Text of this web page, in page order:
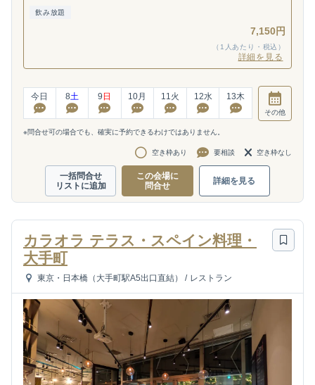
飲み放題
7,150円
（1人あたり・税込）
詳細を見る
今日 8土 9 日 10月 11火 12水 13木
その他
※問合せ可の場合でも、確実に予約できるわけではありません。
空き枠あり 要相談 空き枠なし
一括問合せ
リストに追加
この会場に
問合せ
詳細を見る
カラオラ テラス・スペイン料理・
大手町
東京・日本橋（大手町駅A5出口直結） / レストラン